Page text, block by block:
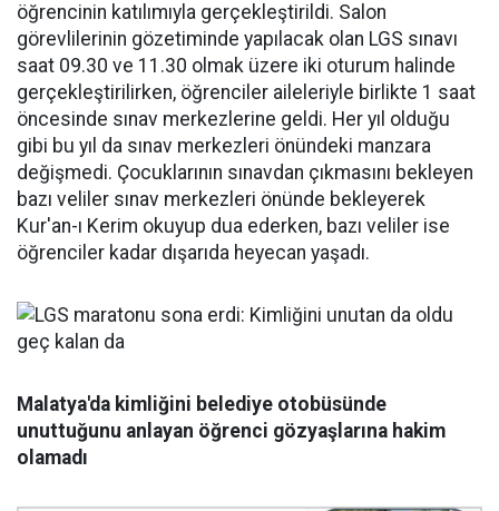
öğrencinin katılımıyla gerçekleştirildi. Salon
görevlilerinin gözetiminde yapılacak olan LGS sınavı
saat 09.30 ve 11.30 olmak üzere iki oturum halinde
gerçekleştirilirken, öğrenciler aileleriyle birlikte 1 saat
öncesinde sınav merkezlerine geldi. Her yıl olduğu
gibi bu yıl da sınav merkezleri önündeki manzara
değişmedi. Çocuklarının sınavdan çıkmasını bekleyen
bazı veliler sınav merkezleri önünde bekleyerek
Kur'an-ı Kerim okuyup dua ederken, bazı veliler ise
öğrenciler kadar dışarıda heyecan yaşadı.
Malatya'da kimliğini belediye otobüsünde
unuttuğunu anlayan öğrenci gözyaşlarına hakim
olamadı